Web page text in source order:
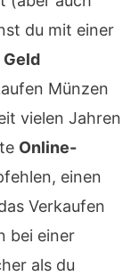
du mit einer
Geld
Münzen
vielen Jahren
Online-
einen
Verkaufen
bei einer
als du